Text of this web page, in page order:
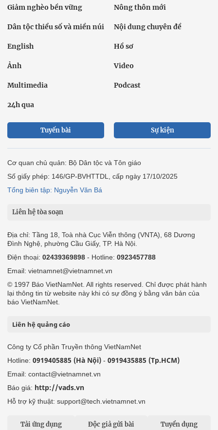
Giảm nghèo bền vững Nông thôn mới
Dân tộc thiểu số và miền núi Nội dung chuyên đề
English Hồ sơ
Ảnh Video
Multimedia Podcast
24h qua
Tuyến bài Sự kiện
Cơ quan chủ quản: Bộ Dân tộc và Tôn giáo
Số giấy phép: 146/GP-BVHTTDL, cấp ngày 17/10/2025
Tổng biên tập: Nguyễn Văn Bá
Liên hệ tòa soạn
Địa chỉ: Tầng 18, Toà nhà Cục Viễn thông (VNTA), 68 Dương
Đình Nghệ, phường Cầu Giấy, TP. Hà Nội.
Điện thoại: 02439369898 - Hotline: 0923457788
Email: vietnamnet@vietnamnet.vn
© 1997 Báo VietNamNet. All rights reserved. Chỉ được phát hành
lại thông tin từ website này khi có sự đồng ý bằng văn bản của
báo VietNamNet.
Liên hệ quảng cáo
Công ty Cổ phần Truyền thông VietNamNet
Hotline: 0919405885 (Hà Nội) - 0919435885 (Tp.HCM)
Email: contact@vietnamnet.vn
Báo giá: http://vads.vn
Hỗ trợ kỹ thuật: support@tech.vietnamnet.vn
Tải ứng dụng Độc giả gửi bài Tuyển dụng